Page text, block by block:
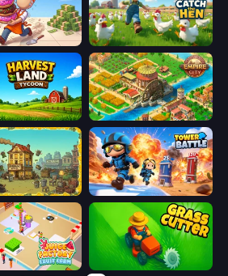
Catch the Hen
Tycoon Empire City
Hotel Tower Battle
Juice Factory - Fruit Farm